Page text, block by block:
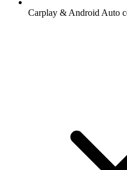
Carplay & Android Auto